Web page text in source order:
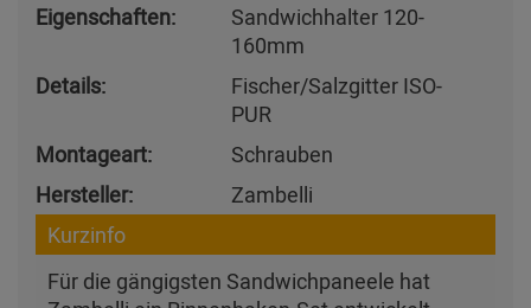
Eigenschaften:
Sandwichhalter 120-
160mm
Details:
Fischer/Salzgitter ISO-
PUR
Montageart:
Schrauben
Hersteller:
Zambelli
Kurzinfo
Für die gängigsten Sandwichpaneele hat